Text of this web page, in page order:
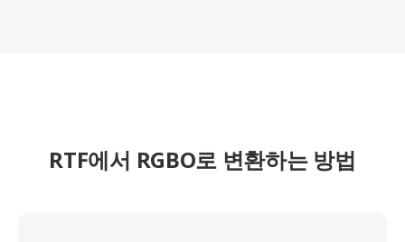
RTF에서 RGBO로 변환하는 방법